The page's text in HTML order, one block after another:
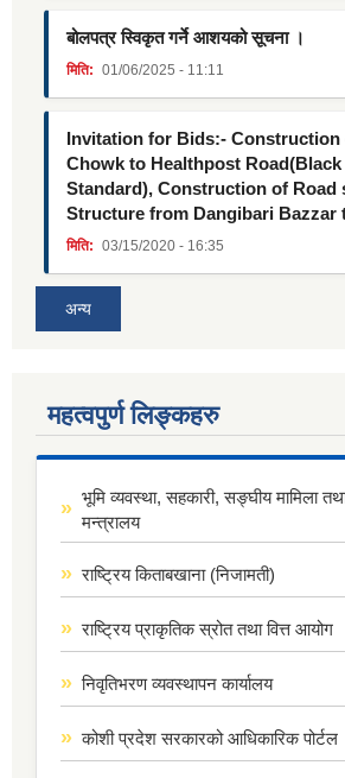
बोलपत्र स्विकृत गर्ने आशयको सूचना ।
मिति: 01/06/2025 - 11:11
Invitation for Bids:- Construction
Chowk to Healthpost
Standard), Construction of Road
Structure from Dangibari Bazzar
मिति: 03/15/2020 - 16:35
अन्य
महत्वपुर्ण लिङ्कहरु
भूमि व्यवस्था, सहकारी, सङ्घीय मामिला
मन्त्रालय
राष्ट्रिय किताबखाना (निजामती)
राष्ट्रिय प्राकृतिक स्रोत तथा वित्त आयोग
निवृतिभरण व्यवस्थापन कार्यालय
कोशी प्रदेश सरकारको आधिकारिक पोर्टल